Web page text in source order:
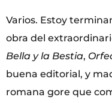
Varios. Estoy
obra del
Bella y la Bestia,
buena editorial, y
romana gore que